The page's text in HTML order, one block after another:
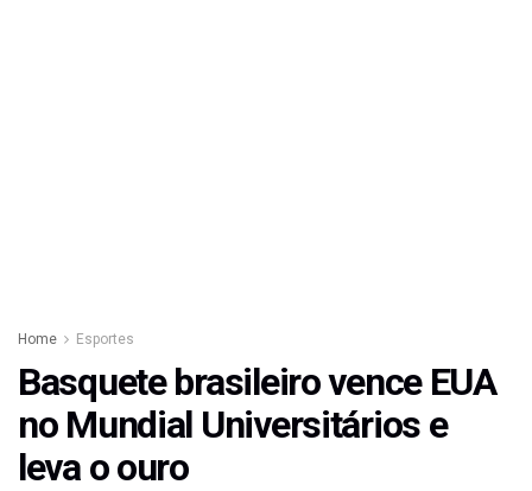
Home Esportes
Basquete brasileiro vence EUA
no Mundial Universitários e
leva o ouro